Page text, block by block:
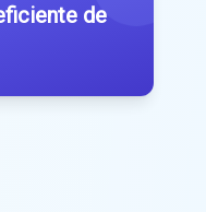
de